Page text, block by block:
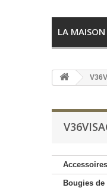
LA MAISON
Accessoires
Bougies